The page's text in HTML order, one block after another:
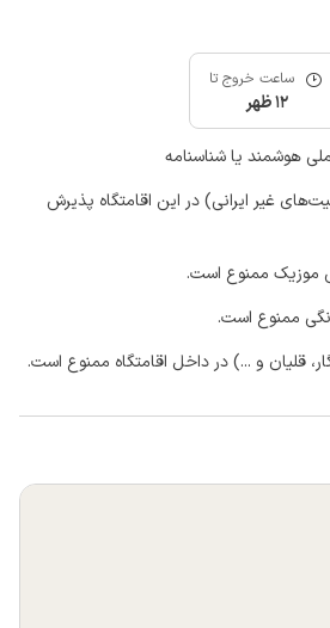
ساعت خروج تا
12 ظهر
هوشمند یا شناسنامه
غیر ایرانی) در این اقامتگاه پذیرش
موزیک ممنوع است.
ممنوع است.
قلیان و ...) در داخل اقامتگاه ممنوع است.